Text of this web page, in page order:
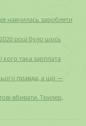
навчилась заробляти
році було шось
кого така зарплата
правда, а що —
вбивати. Трилер,